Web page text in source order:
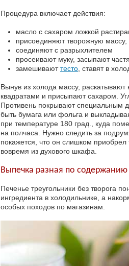
Процедура включает действия:
масло с сахаром ложкой
присоединяют творожную
соединяют с разрыхлителем
просеивают муку, засыпают
замешиваюттесто, ставят в
Вынув из холода массу,
квадратами и присыпают сахаром.
Противень покрывают специальным
быть бумага или фольга и
при температуре 180 град., куда
на полчаса. Нужно следить за
покажется, что он слишком приобрел
вовремя из духового шкафа.
Выпечка разная по содержанию
Печенье треугольники без творога
ингредиента в холодильнике, а
особых походов по магазинам.